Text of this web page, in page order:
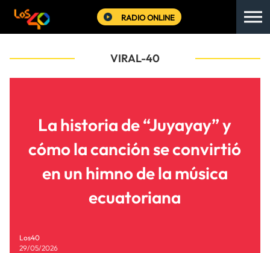
RADIO ONLINE
VIRAL-40
La historia de “Juyayay” y
cómo la canción se convirtió
en un himno de la música
ecuatoriana
Los40
29/05/2026